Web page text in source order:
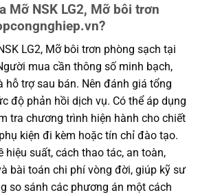
Mỡ NSK LG2, Mỡ bôi trơn
LG2, Mỡ bôi trơn phòng sạch tại
mua cần thông số minh bạch,
hỗ trợ sau bán. Nên đánh giá tổng
độ phản hồi dịch vụ. Có thể áp dụng
tra chương trình hiện hành cho chiết
kiện đi kèm hoặc tín chỉ đào tạo.
hiệu suất, cách thao tác, an toàn,
bài toán chi phí vòng đời, giúp kỹ sư
so sánh các phương án một cách